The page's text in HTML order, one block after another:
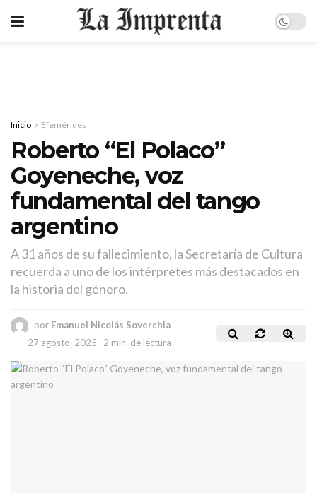
Inicio Efemérides
Roberto “El Polaco”
Goyeneche, voz
fundamental del tango
argentino
A 31 años de su fallecimiento, la Secretaría de Cultura
recuerda a uno de los intérpretes más destacados en
la historia del género.
por Emanuel Nicolás Soverchia
27 agosto, 2025
2 min. de lectura